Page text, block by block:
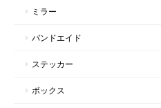
ミラー
バンドエイド
ステッカー
ボックス